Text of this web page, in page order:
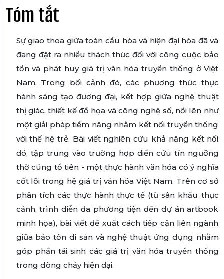
Tóm tắt
Sự giao thoa giữa toàn cầu hóa và hiện đại hóa đã và
đang đặt ra nhiều thách thức đối với công cuộc bảo
tồn và phát huy giá trị văn hóa truyền thống ở Việt
Nam. Trong bối cảnh đó, các phương thức thực
hành sáng tạo đương đại, kết hợp giữa nghệ thuật
thị giác, thiết kế đồ họa và công nghệ số, nổi lên như
một giải pháp tiềm năng nhằm kết nối truyền thống
với thế hệ trẻ. Bài viết nghiên cứu khả năng kết nối
đó, tập trung vào trường hợp điển cứu tín ngưỡng
thờ cúng tổ tiên - một thực hành văn hóa có ý nghĩa
cốt lõi trong hệ giá trị văn hóa Việt Nam. Trên cơ sở
phân tích các thực hành thực tế (từ sân khấu thực
cảnh, trình diễn đa phương tiện đến dự án artbook
minh họa), bài viết đề xuất cách tiếp cận liên ngành
giữa bảo tồn di sản và nghệ thuật ứng dụng nhằm
góp phần tái sinh các giá trị văn hóa truyền thống
trong dòng chảy hiện đại.